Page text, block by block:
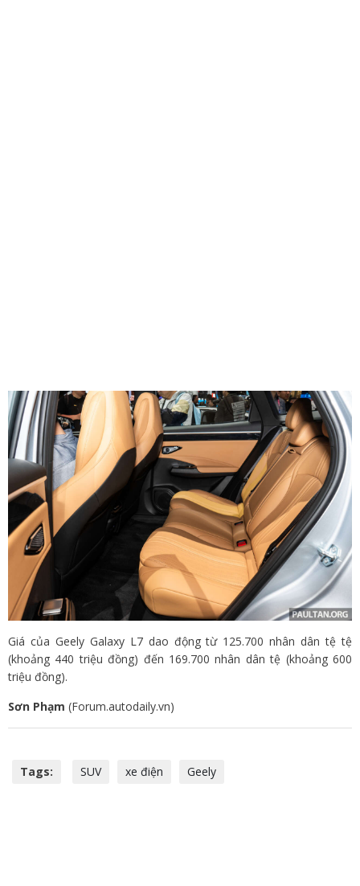
Giá của Geely Galaxy L7 dao động từ 125.700 nhân dân tệ tệ
(khoảng 440 triệu đồng) đến 169.700 nhân dân tệ (khoảng 600
triệu đồng).
Sơn Phạm (Forum.autodaily.vn)
Tags: SUV xe điện Geely